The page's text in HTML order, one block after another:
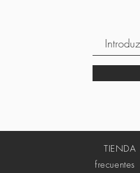
TIENDA
frecuentes